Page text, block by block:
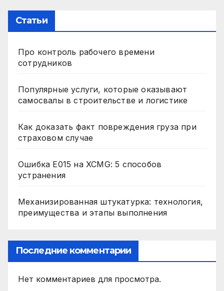
Статьи
Про контроль рабочего времени
сотрудников
Популярные услуги, которые оказывают
самосвалы в строительстве и логистике
Как доказать факт повреждения груза при
страховом случае
Ошибка E015 на XCMG: 5 способов
устранения
Механизированная штукатурка: технология,
преимущества и этапы выполнения
Последние комментарии
Нет комментариев для просмотра.